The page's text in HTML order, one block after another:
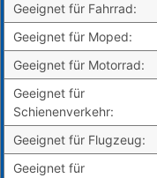
Geeignet für Fahrrad:
Geeignet für Moped:
Geeignet für Motorrad:
Geeignet für
Schienenverkehr:
Geeignet für Flugzeug:
Geeignet für